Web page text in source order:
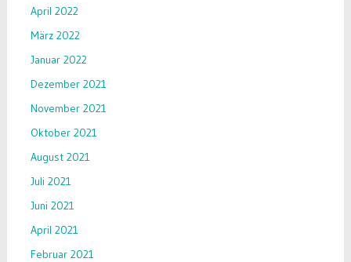
April 2022
März 2022
Januar 2022
Dezember 2021
November 2021
Oktober 2021
August 2021
Juli 2021
Juni 2021
April 2021
Februar 2021